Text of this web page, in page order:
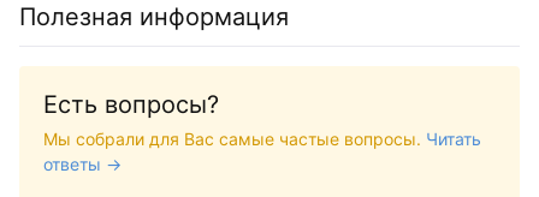
Полезная информация
Есть вопросы?
Мы собрали для Вас самые частые вопросы. Читать
ответы →